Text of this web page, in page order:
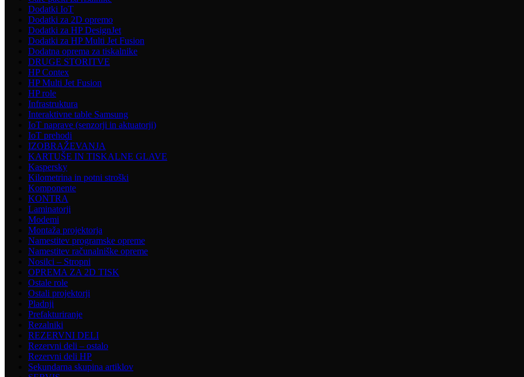
Dodatki IoT
Dodatki za 2D opremo
Dodatki za HP DesignJet
Dodatki za HP Multi Jet Fusion
Dodatna oprema za tiskalnike
DRUGE STORITVE
HP Contex
HP Multi Jet Fusion
HP role
Infrastruktura
Interaktivne table Samsung
IoT naprave (senzorji in aktuatorji)
IoT prehodi
IZOBRAŽEVANJA
KARTUŠE IN TISKALNE GLAVE
Kaspersky
Kilometrina in potni stroški
Komponente
KONTRA
Laminatorji
Modemi
Montaža projektorja
Namestitev programske opreme
Namestitev računalniške opreme
Nosilci – Stropni
OPREMA ZA 2D TISK
Ostale role
Ostali projektorji
Pladnji
Prefakturiranje
Rezalniki
REZERVNI DELI
Rezervni deli – ostalo
Rezervni deli HP
Sekundarna skupina artiklov